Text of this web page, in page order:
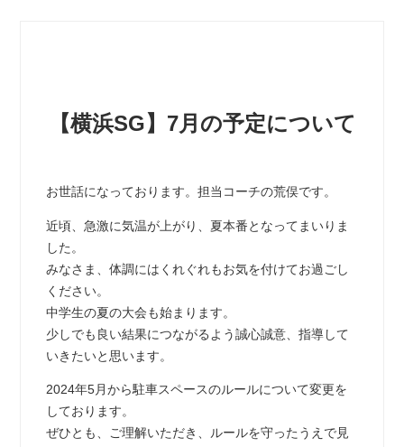
【横浜SG】7月の予定について
お世話になっております。担当コーチの荒俣です。
近頃、急激に気温が上がり、夏本番となってまいりま
した。
みなさま、体調にはくれぐれもお気を付けてお過ごし
ください。
中学生の夏の大会も始まります。
少しでも良い結果につながるよう誠心誠意、指導して
いきたいと思います。
2024年5月から駐車スペースのルールについて変更を
しております。
ぜひとも、ご理解いただき、ルールを守ったうえで見